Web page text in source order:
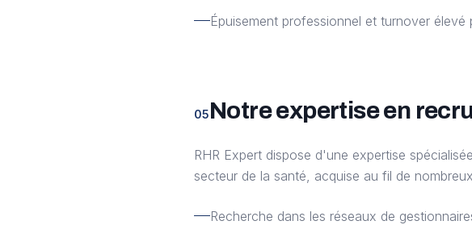
Épuisement professionnel et turnover élevé
05Notre expertise en
RHR Expert dispose d'une expertise
secteur de la santé, acquise au fil de
Recherche dans les réseaux de